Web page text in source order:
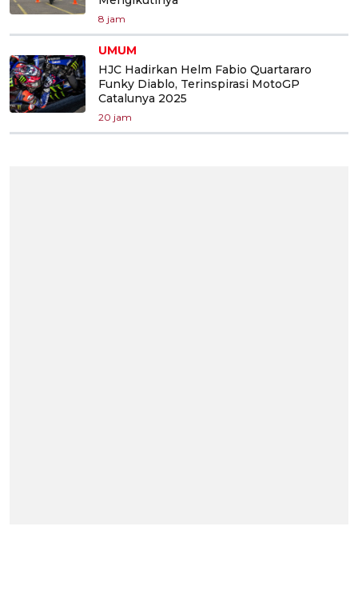
8 jam
UMUM
HJC Hadirkan Helm Fabio Quartararo
Funky Diablo, Terinspirasi MotoGP
Catalunya 2025
20 jam